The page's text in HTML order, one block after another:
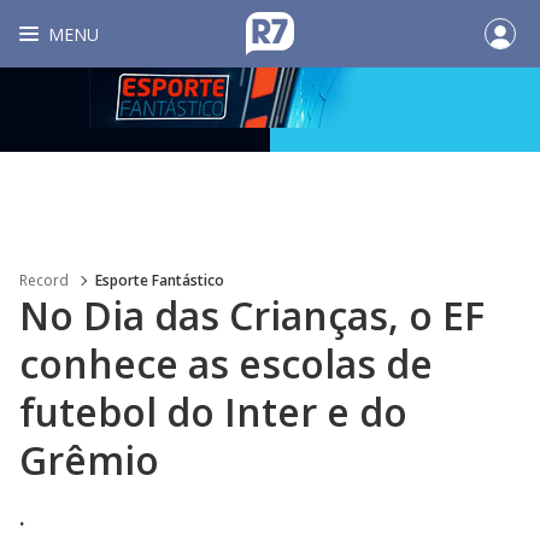
MENU
Record Esporte Fantástico
No Dia das Crianças, o EF
conhece as escolas de
futebol do Inter e do
Grêmio
.